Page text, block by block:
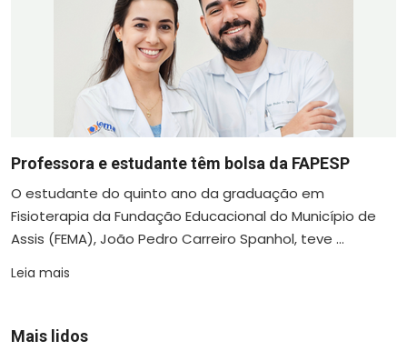
Professora e estudante têm bolsa da FAPESP
O estudante do quinto ano da graduação em
Fisioterapia da Fundação Educacional do Município de
Assis (FEMA), João Pedro Carreiro Spanhol, teve ...
Leia mais
Mais lidos